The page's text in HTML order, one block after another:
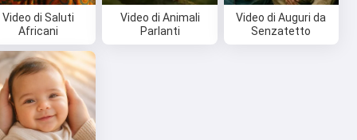
Video di Saluti
Africani
Video di Animali
Parlanti
Video di Auguri da
Senzatetto